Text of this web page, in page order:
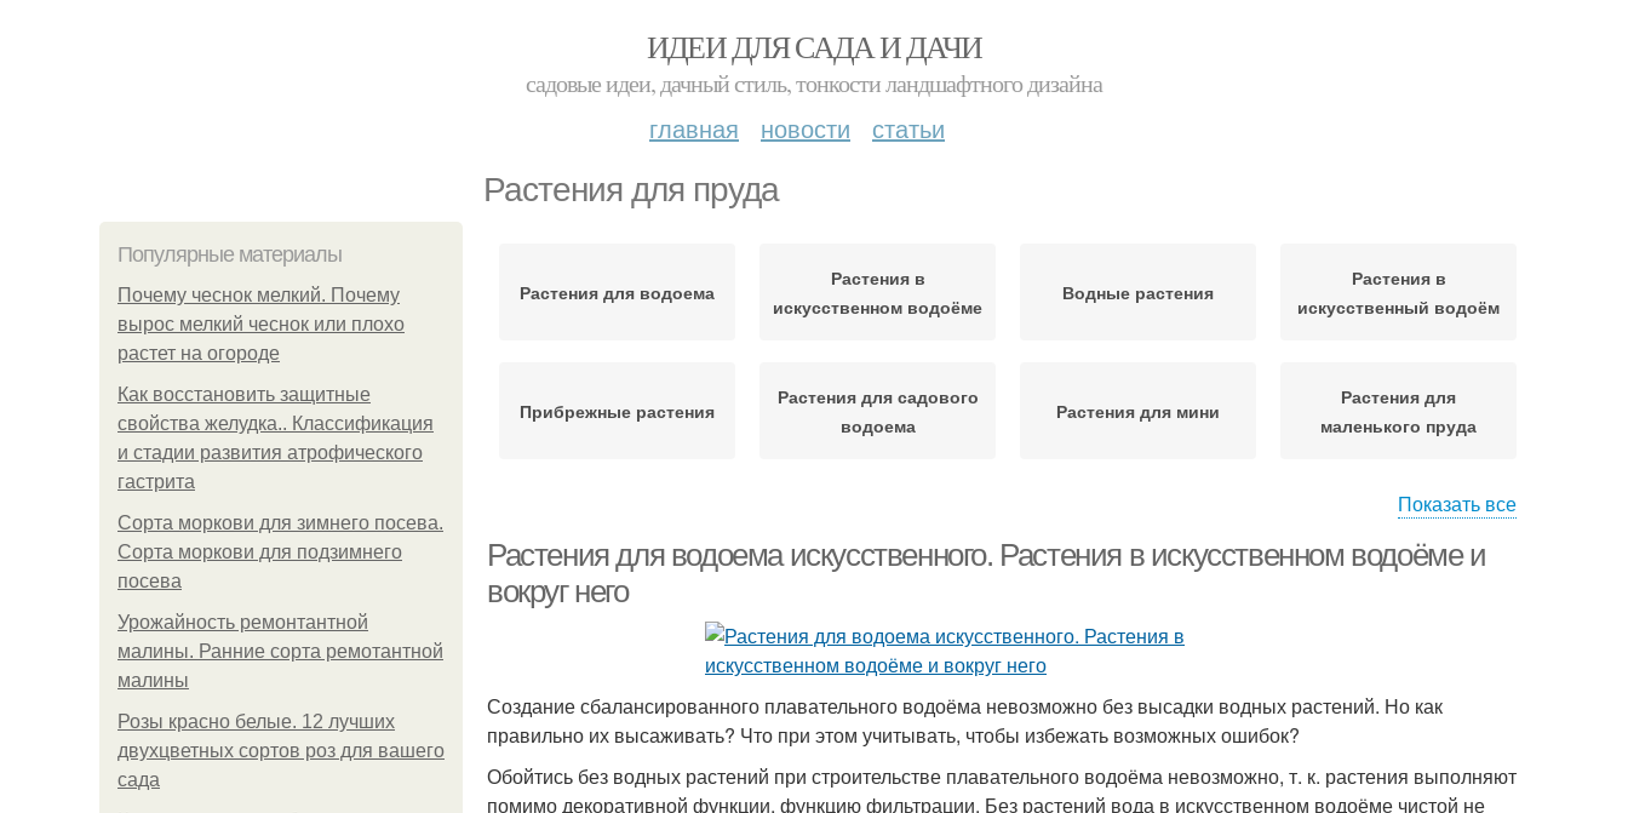
ИДЕИ ДЛЯ САДА И ДАЧИ
садовые идеи, дачный стиль, тонкости ландшафтного дизайна
главная новости статьи
Растения для пруда
Популярные материалы
Почему чеснок мелкий. Почему
вырос мелкий чеснок или плохо
растет на огороде
Как восстановить защитные
свойства желудка.. Классификация
и стадии развития атрофического
гастрита
Сорта моркови для зимнего посева.
Сорта моркови для подзимнего
посева
Урожайность ремонтантной
малины. Ранние сорта ремотантной
малины
Розы красно белые. 12 лучших
двухцветных сортов роз для вашего
сада
Растения для водоема
Растения в
искусственном водоёме
Водные растения
Растения в
искусственный водоём
Прибрежные растения
Растения для садового
водоема
Растения для мини
Растения для
маленького пруда
маленького водоема
Показать все
Растения для водоема искусственного. Растения в искусственном водоёме и
вокруг него
Создание сбалансированного плавательного водоёма невозможно без высадки водных растений. Но как
правильно их высаживать? Что при этом учитывать, чтобы избежать возможных ошибок?
Обойтись без водных растений при строительстве плавательного водоёма невозможно, т. к. растения выполняют
помимо декоративной функции, функцию фильтрации. Без растений вода в искусственном водоёме чистой не